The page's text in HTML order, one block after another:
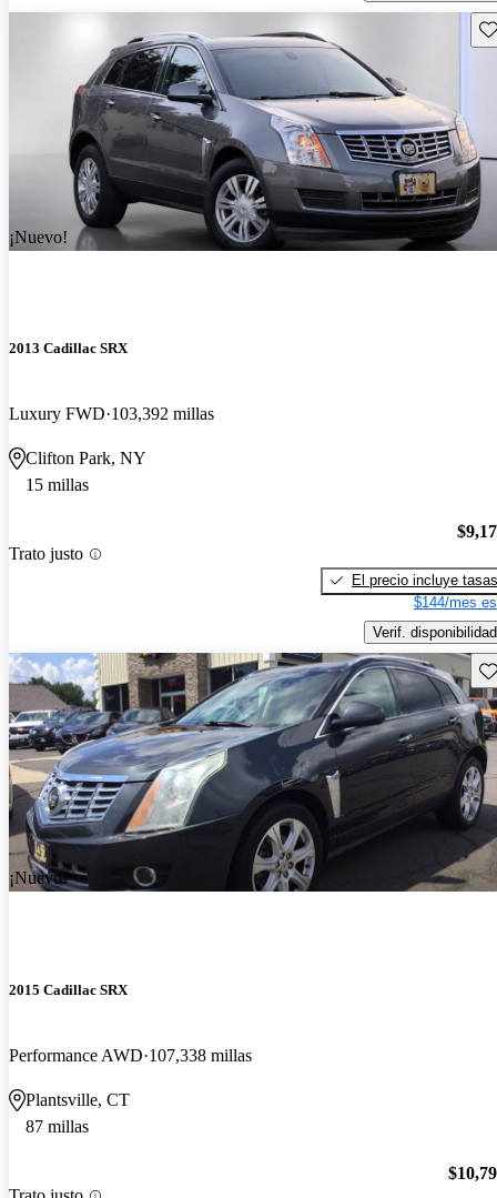
¡Nuevo!
2013 Cadillac SRX
Luxury FWD 103,392 millas
Clifton Park, NY
15 millas
Trato justo
El precio incluye tasas
$144/mes
Verif. disponibilidad
¡Nuevo!
2015 Cadillac SRX
Performance AWD 107,338 millas
Plantsville, CT
87 millas